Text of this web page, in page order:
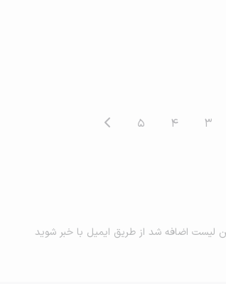
3
4
5
لیست اضافه شد از طریق ایمیل با خبر شوید